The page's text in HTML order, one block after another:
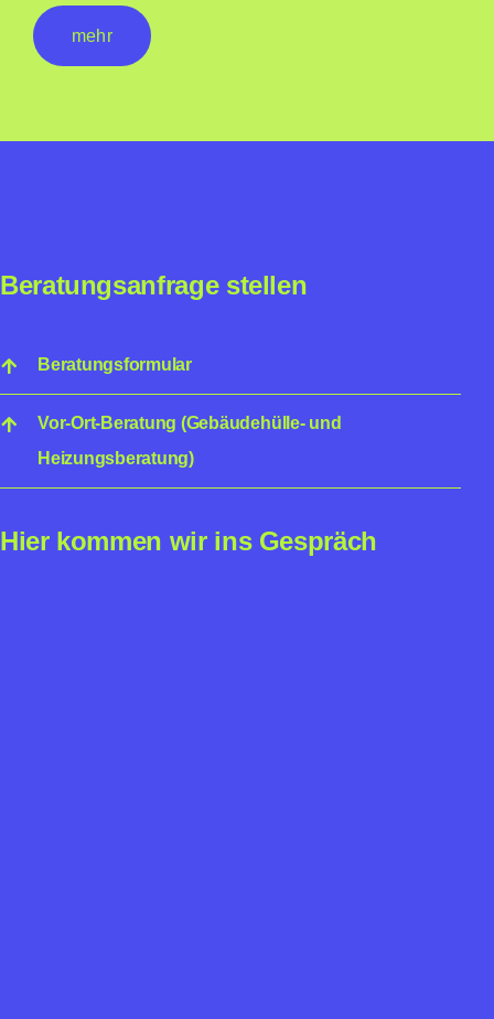
mehr
Beratungsanfrage stellen
Beratungsformular
Vor-Ort-Beratung (Gebäudehülle- und
Heizungsberatung)
Hier kommen wir ins Gespräch